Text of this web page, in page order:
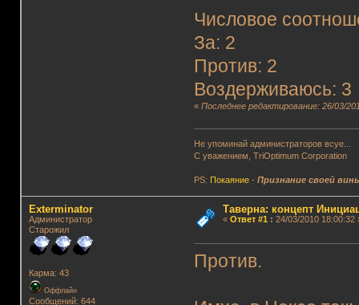
Числовое
За: 2
Против: 2
Воздерживаюсь: 3
«Последнее редактирование: 26/03/
Не упоминай администраторов всуе...
С уважением, TriOptimum Corporation
PS: Покаяние -Признание своей
Exterminator
Администратор
Старожил
Карма: 43
Оффлайн
Сообщений: 644
Таверна: концепт
« Ответ #1 : 24/03/2010 18:00:32
Против.